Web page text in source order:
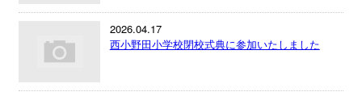
2026.04.17
西小野田小学校閉校式典に参加いたしました